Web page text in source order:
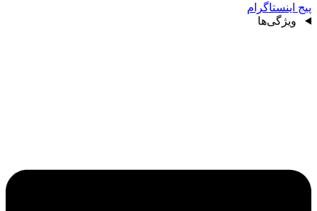
پیج اینستاگرام
ویژگی‌ها